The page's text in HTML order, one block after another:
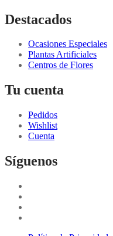
Destacados
Ocasiones Especiales
Plantas Artificiales
Centros de Flores
Tu cuenta
Pedidos
Wishlist
Cuenta
Síguenos